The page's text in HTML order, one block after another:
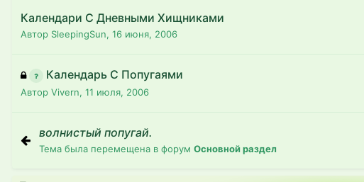
Календари С Дневными Хищниками
Автор SleepingSun, 16 июня, 2006
Календарь С Попугаями
Автор Vivern, 11 июля, 2006
волнистый попугай.
Тема была перемещена в форум Основной раздел